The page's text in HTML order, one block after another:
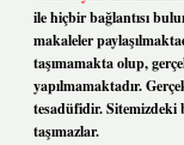
ile hiçbir bağlantısı
makaleler
taşımamakta olup,
yapılmamaktadır.
tesadüfidir. Sitemizdeki
taşımazlar.